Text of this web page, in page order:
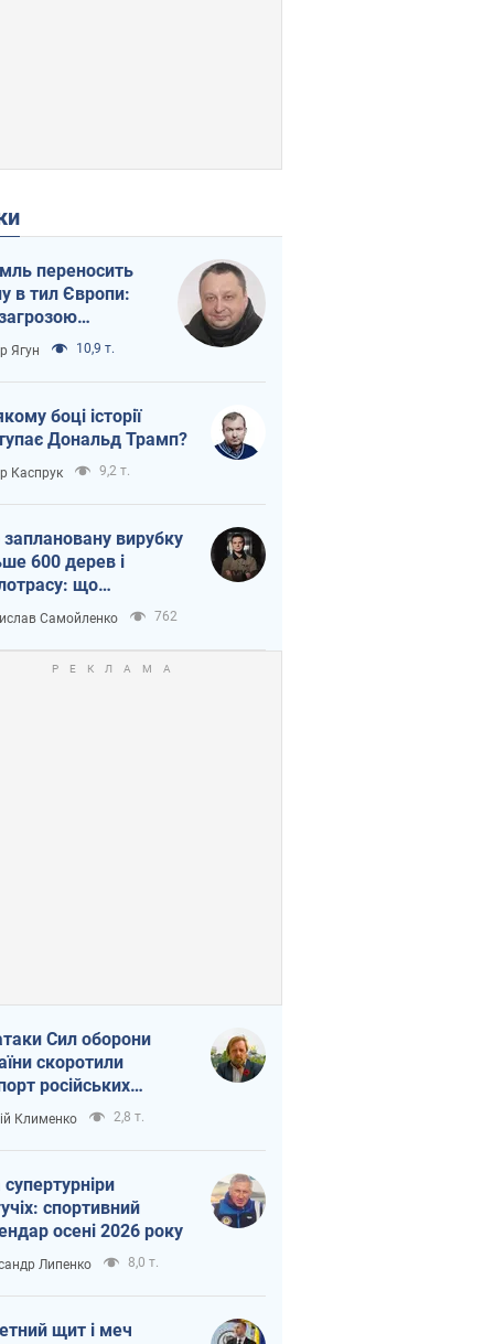
переносить
в тил Європи:
логістика
Ягун 10,9 т.
боці історії
Дональд Трамп?
Каспрук 9,2 т.
вирубку
600 дерев і
що
на Теремках
Самойленко 762
Сил оборони
скоротили
російських
Клименко 2,8 т.
спортивний
осені 2026 року
Липенко 8,0 т.
щит і меч